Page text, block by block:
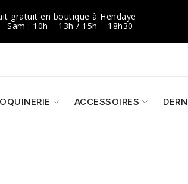
gratuit en boutique à Hendaye
Sam : 10h – 13h / 15h – 18h30
ACCESSOIRES